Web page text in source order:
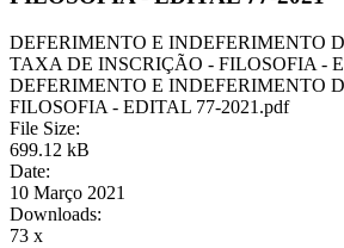
DEFERIMENTO E INDEFERIMENTO
TAXA DE INSCRIÇÃO - FILOSOFIA -
DEFERIMENTO E INDEFERIMENTO
FILOSOFIA - EDITAL 77-2021.pdf
File Size:
699.12 kB
Date:
10 Março 2021
Downloads:
73 x